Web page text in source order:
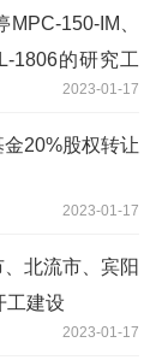
150-IM、
1806的研究工
2023-01-17
20%股权转让
2023-01-17
北流市、宾阳
工建设
2023-01-17